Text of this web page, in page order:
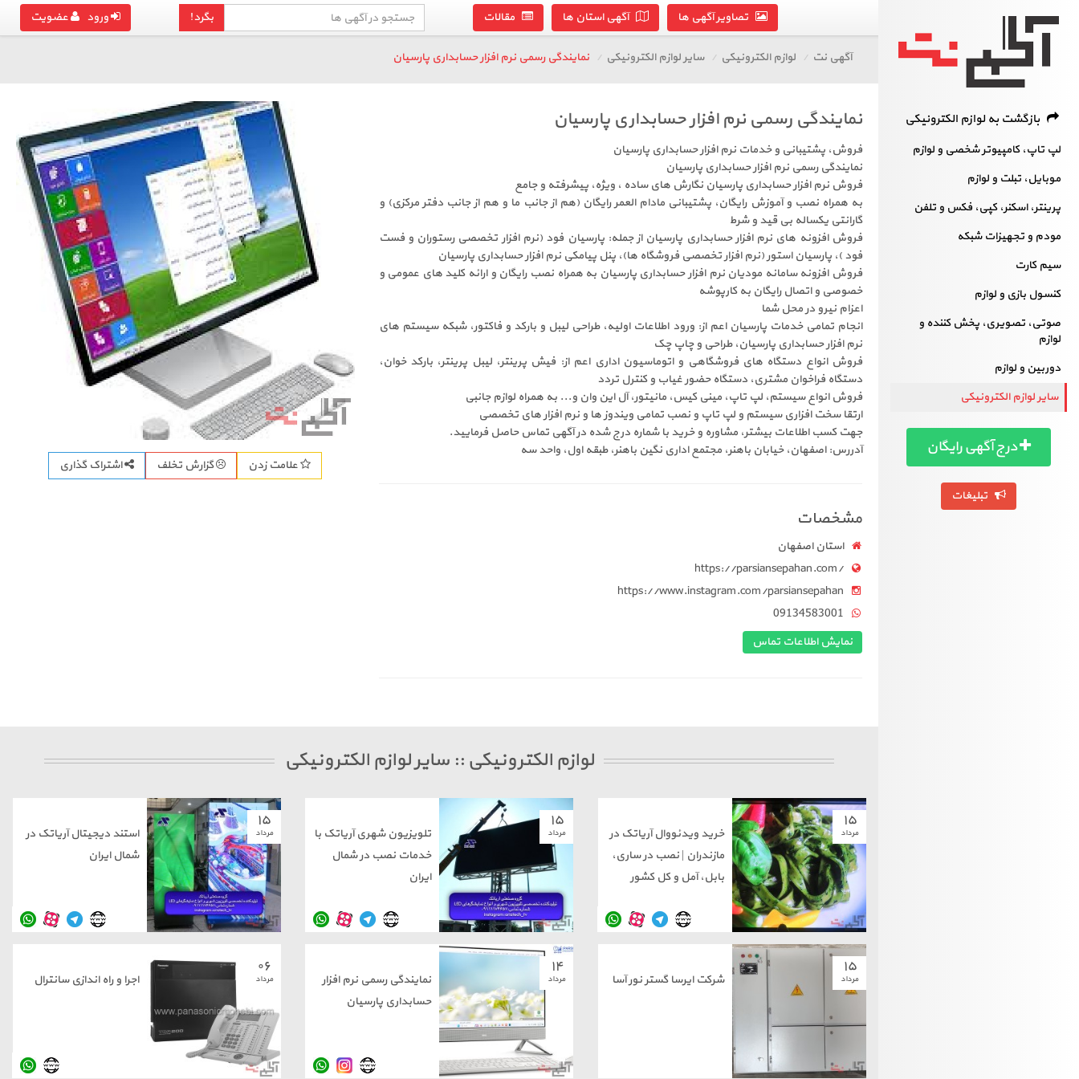
ورود عضویت بگرد! تصاویر آگهی ها آگهی استان ها مقالات
بازگشت به لوازم الکترونیکی
لپ تاپ، کامپیوتر شخصی و لوازم
موبایل، تبلت و لوازم
پرینتر، اسکنر، کپی، فکس و تلفن
مودم و تجهیزات شبکه
سیم کارت
کنسول بازی و لوازم
صوتی، تصویری، پخش کننده و
لوازم
دوربین و لوازم
سایر لوازم الکترونیکی
درج آگهی رایگان
تبلیغات
آگهی نت لوازم الکترونیکی سایر لوازم الکترونیکی نمایندگی رسمی نرم افزار حسابداری پارسیان
نمایندگی رسمی نرم افزار حسابداری پارسیان
فروش، پشتیبانی و خدمات نرم افزار حسابداری پارسیان
نمایندگی رسمی نرم افزار حسابداری پارسیان
فروش نرم افزار حسابداری پارسیان نگارش های ساده ، ویژه، پیشرفته و جامع
به همراه نصب و آموزش رایگان، پشتیبانی مادام العمر رایگان (هم از جانب ما و هم از جانب دفتر مرکزی) و
گارانتی یکساله بی قید و شرط
فروش افزونه های نرم افزار حسابداری پارسیان از جمله: پارسیان فود (نرم افزار تخصصی رستوران و فست
فود )، پارسیان استور (نرم افزار تخصصی فروشگاه ها)، پنل پیامکی نرم افزار حسابداری پارسیان
فروش افزونه سامانه مودیان نرم افزار حسابداری پارسیان به همراه نصب رایگان و ارائه کلید های عمومی و
خصوصی و اتصال رایگان به کارپوشه
اعزام نیرو در محل شما
انجام تمامی خدمات پارسیان اعم از: ورود اطلاعات اولیه، طراحی لیبل و بارکد و فاکتور، شبکه سیستم های
نرم افزار حسابداری پارسیان، طراحی و چاپ چک
فروش انواع دستگاه های فروشگاهی و اتوماسیون اداری اعم از: فیش پرینتر، لیبل پرینتر، بارکد خوان،
دستگاه فراخوان مشتری، دستگاه حضور غیاب و کنترل تردد
فروش انواع سیستم، لپ تاپ، مینی کیس، مانیتور، آل این وان و... به همراه لوازم جانبی
ارتقا سخت افزاری سیستم و لپ تاپ و نصب تمامی ویندوز ها و نرم افزار های تخصصی
جهت کسب اطلاعات بیشتر، مشاوره و خرید با شماره درج شده در آگهی تماس حاصل فرمایید.
آدررس: اصفهان، خیابان باهنر، مجتمع اداری نگین باهنر، طبقه اول، واحد سه
مشخصات
استان اصفهان
https://parsiansepahan.com/
https://www.instagram.com/parsiansepahan
09134583001
نمایش اطلاعات تماس
علامت زدن گزارش تخلف اشتراک گذاری
لوازم الکترونیکی :: سایر لوازم الکترونیکی
۱۵
مرداد
خرید ویدئووال آریاتک در
مازندران | نصب در ساری،
بابل، آمل و کل کشور
۱۵
مرداد
تلویزیون شهری آریاتک با
خدمات نصب در شمال
ایران
۱۵
مرداد
استند دیجیتال آریاتک در
شمال ایران
۱۵
مرداد شرکت ایرسا گستر نور آسا
۱۴
مرداد
نمایندگی رسمی نرم افزار
حسابداری پارسیان
۰۶
مرداد اجرا و راه اندازی سانترال